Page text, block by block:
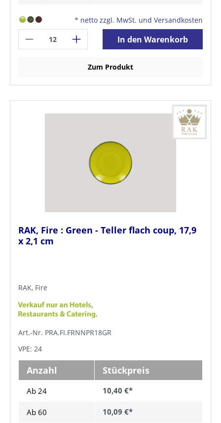
* netto zzgl. MwSt. und Versandkosten
In den Warenkorb
Zum Produkt
RAK, Fire : Green - Teller flach coup, 17,9
x 2,1 cm
RAK, Fire
Art.-Nr. PRA.FI.FRNNPR18GR
VPE: 24
Anzahl Stückpreis
Ab 24 10,40 €*
Ab 60 10,09 €*